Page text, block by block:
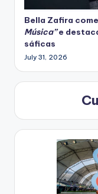
Bella Zafira
Música”e
sáficas
July 31, 2026